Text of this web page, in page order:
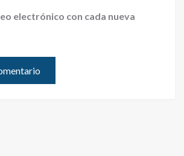
electrónico con cada nueva